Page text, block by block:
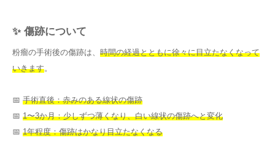
✨ 傷跡について
粉瘤の手術後の傷跡は、 時間の経過とともに徐々に目立たなくなって
いきます。
📅 手術直後：赤みのある線状の傷跡
📅 1〜3か月：少しずつ薄くなり、白い線状の傷跡へと変化
📅 1年程度：傷跡はかなり目立たなくなる